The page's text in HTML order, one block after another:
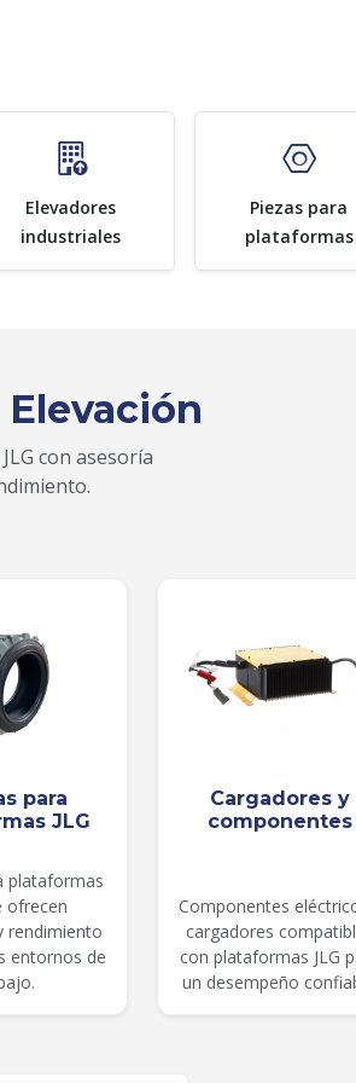
Elevadores
industriales
Piezas para
plataformas
con asesoría
para
JLG
plataformas
ofrecen
rendimiento
entornos de
Cargadores y
componentes
Componentes
cargadores
con plataformas JLG
un desempeño